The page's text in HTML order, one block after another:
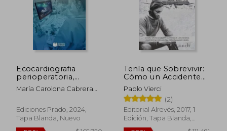
dcto. $ 233.468
50%
dcto. $
Ecocardiografia
perioperatoria,
transtoracica y
transesofagica
María Carolona Cabrera
Ediciones Prado, 2024,
Tapa Blanda, Nuevo
Tenía que Sobrevivir:
Cómo un Accidente
Aéreo en los Andes
Inspiró mi Vocación
Para Salvar Vidas
Pablo Vierci
(2)
Editorial Alrevés, 2017, 1
Edición, Tapa Blanda,
Nuevo